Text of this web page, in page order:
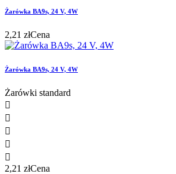
Żarówka BA9s, 24 V, 4W
2,21 złCena
Żarówka BA9s, 24 V, 4W
Żarówki standard





2,21 złCena